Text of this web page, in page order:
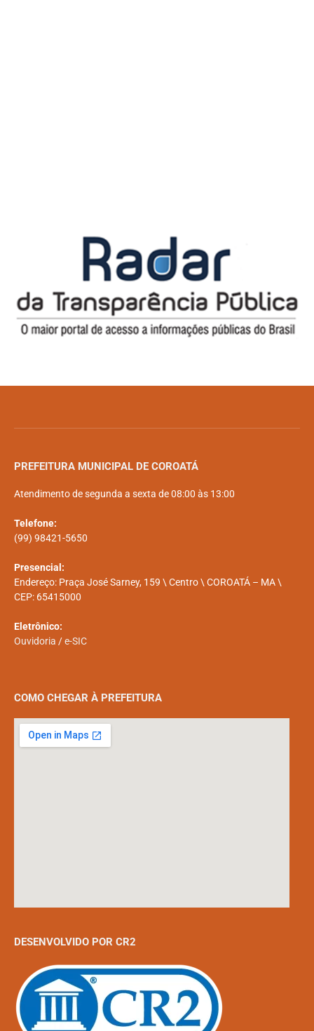
PREFEITURA MUNICIPAL DE COROATÁ
Atendimento de segunda a sexta de 08:00 às 13:00
Telefone:
(99) 98421-5650
Presencial:
Endereço: Praça José Sarney, 159 \ Centro \ COROATÁ – MA \
CEP: 65415000
Eletrônico:
Ouvidoria /e-SIC
COMO CHEGAR À PREFEITURA
DESENVOLVIDO POR CR2